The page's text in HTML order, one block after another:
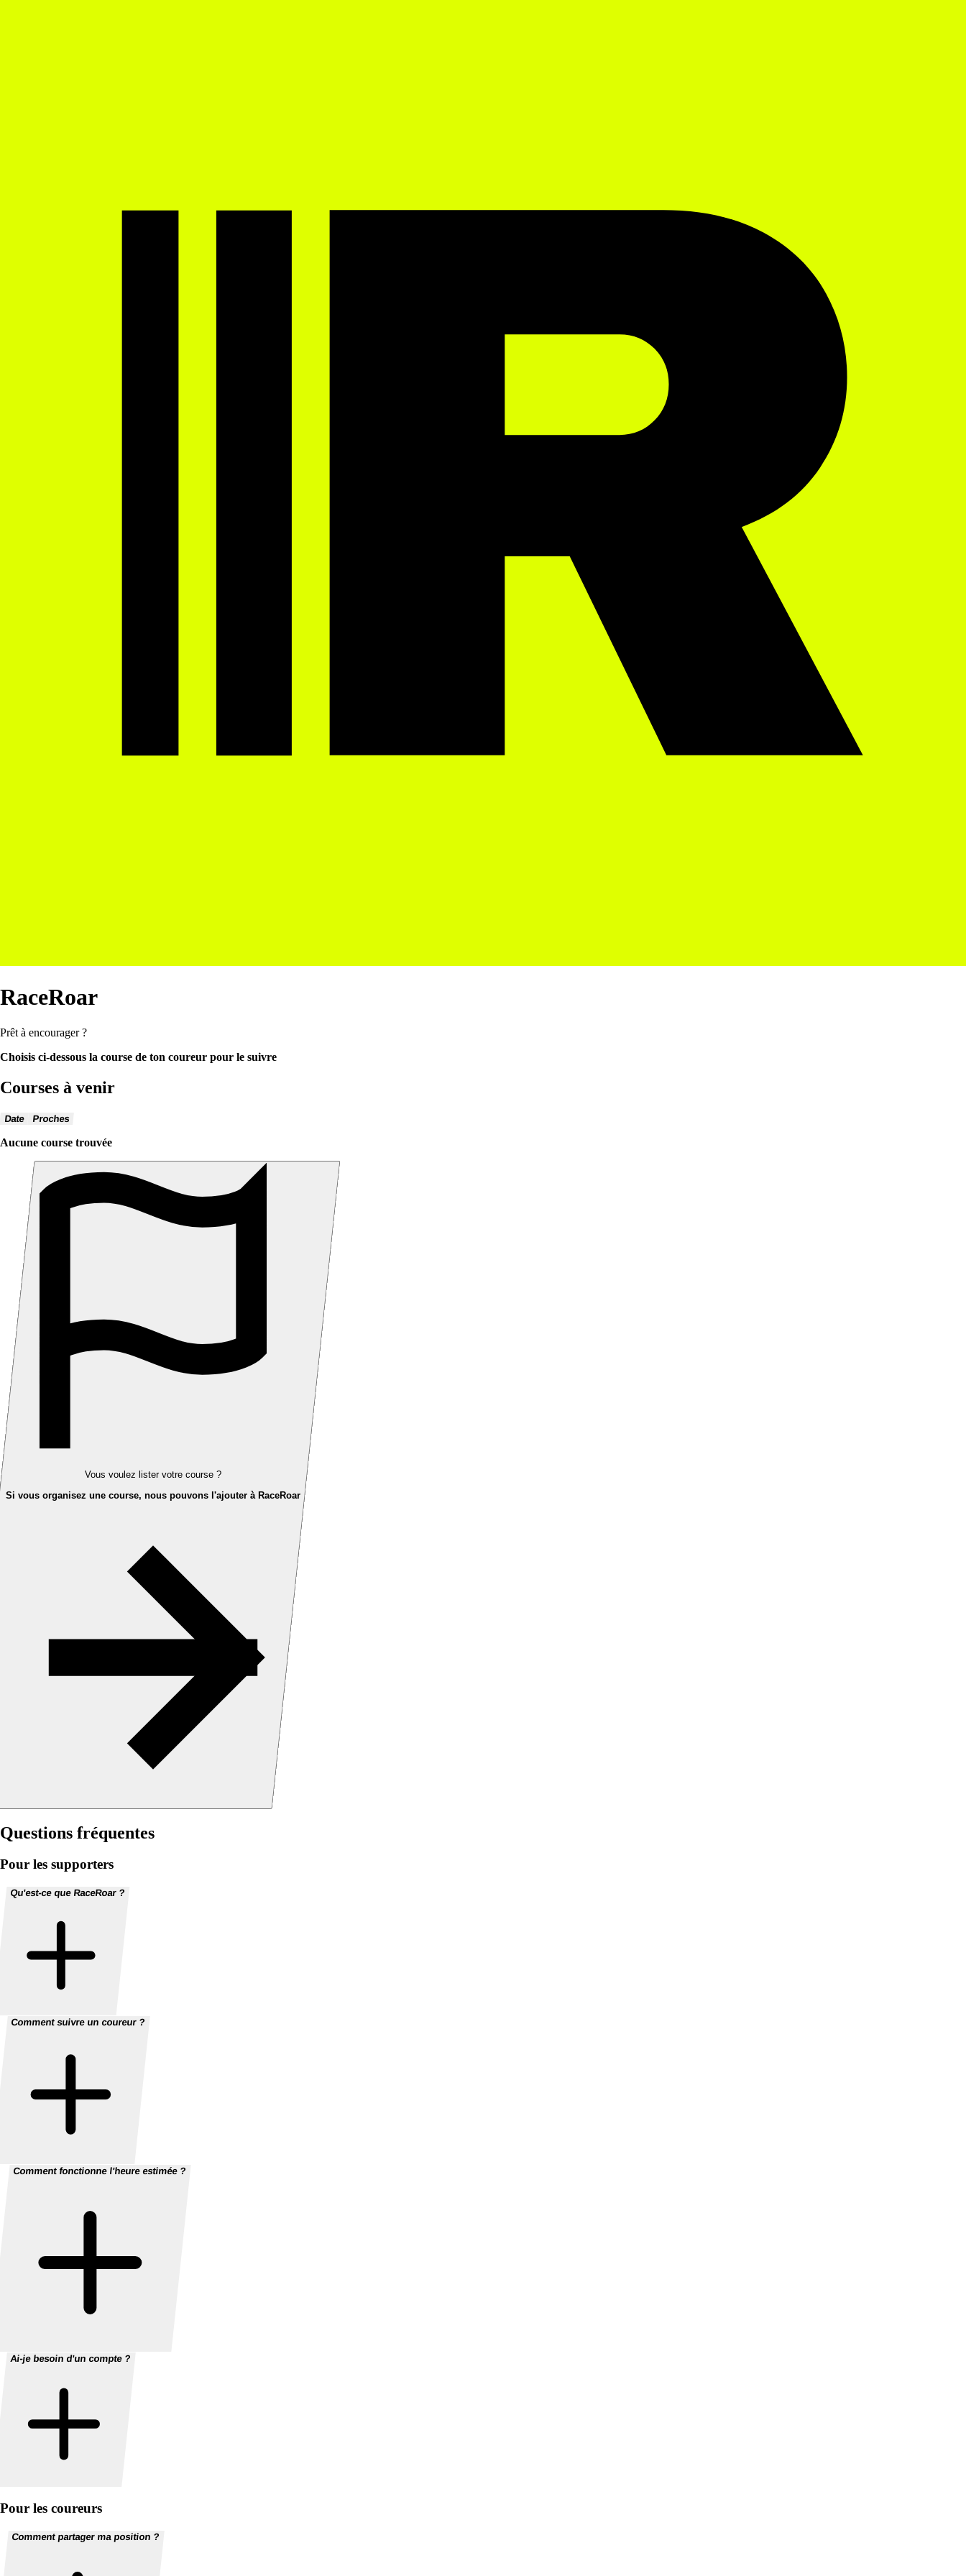
RaceRoar
Prêt à encourager ?
Choisis ci-dessous la course de ton coureur pour le suivre
Courses à venir
Date Proches
Aucune course trouvée
Vous voulez lister votre course ?
Si vous organisez une course, nous pouvons l'ajouter à RaceRoar
Questions fréquentes
Pour les supporters
Qu'est-ce que RaceRoar ?
Comment suivre un coureur ?
Comment fonctionne l'heure estimée ?
Ai-je besoin d'un compte ?
Pour les coureurs
Comment partager ma position ?